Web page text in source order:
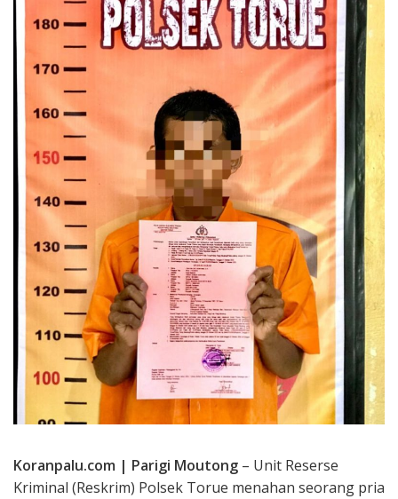
Koranpalu.com | Parigi Moutong – Unit Reserse
Kriminal (Reskrim) Polsek Torue menahan seorang pria